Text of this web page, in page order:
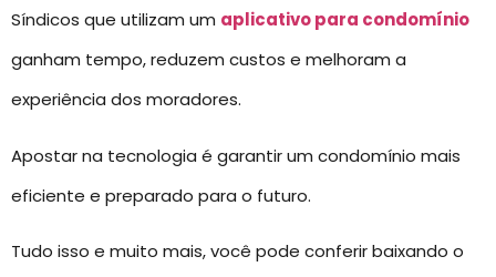
Síndicos que utilizam um aplicativo para condomínio
ganham tempo, reduzem custos e melhoram a
experiência dos moradores.
Apostar na tecnologia é garantir um condomínio mais
eficiente e preparado para o futuro.
Tudo isso e muito mais, você pode conferir baixando o